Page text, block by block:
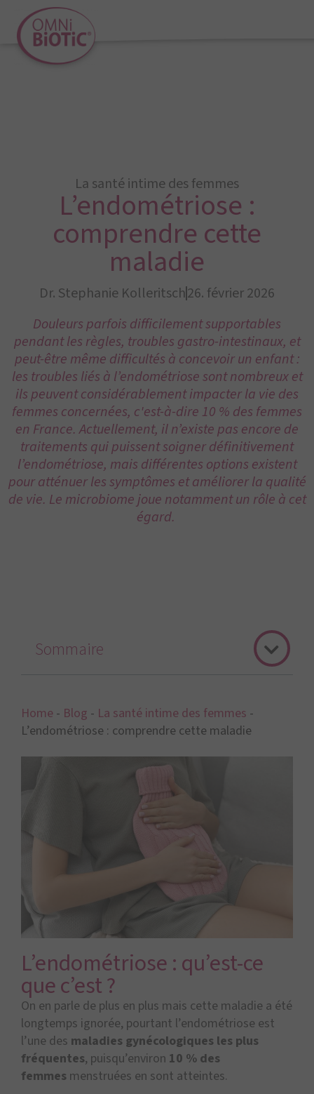
La santé intime des femmes
L’endométriose :
comprendre cette
maladie
Dr. Stephanie Kolleritsch26. février 2026
Douleurs parfois difficilement supportables
pendant les règles, troubles gastro-intestinaux, et
peut-être même difficultés à concevoir un enfant :
les troubles liés à l’endométriose sont nombreux et
ils peuvent considérablement impacter la vie des
femmes concernées, c'est-à-dire 10 % des femmes
en France. Actuellement, il n’existe pas encore de
traitements qui puissent soigner définitivement
l’endométriose, mais différentes options existent
pour atténuer les symptômes et améliorer la qualité
de vie. Le microbiome joue notamment un rôle à cet
égard.
Home - Blog - La santé intime des femmes -
L’endométriose : comprendre cette maladie
L’endométriose : qu’est-ce
que c’est ?
On en parle de plus en plus mais cette maladie a été
longtemps ignorée, pourtant l’endométriose est
l’une des maladies gynécologiques les plus
fréquentes, puisqu’environ 10 % des
femmes menstruées en sont atteintes.
Sommaire